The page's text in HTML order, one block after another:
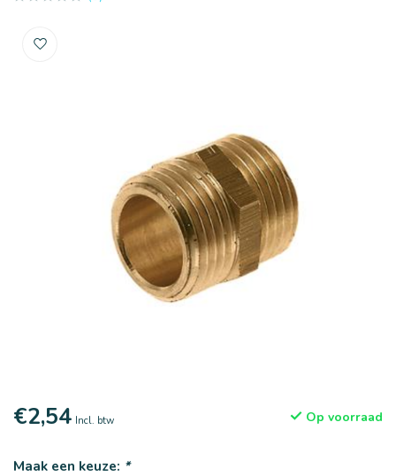
€2,54 Incl. btw Op voorraad
Maak een keuze: *